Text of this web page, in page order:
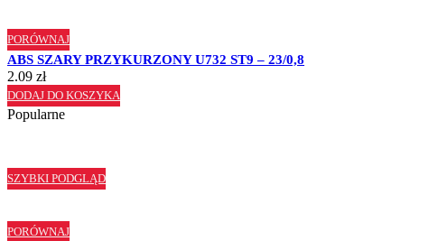
PORÓWNAJ
ABS SZARY PRZYKURZONY U732 ST9 – 23/0,8
2.09 zł
DODAJ DO KOSZYKA
Popularne
SZYBKI PODGLĄD
PORÓWNAJ